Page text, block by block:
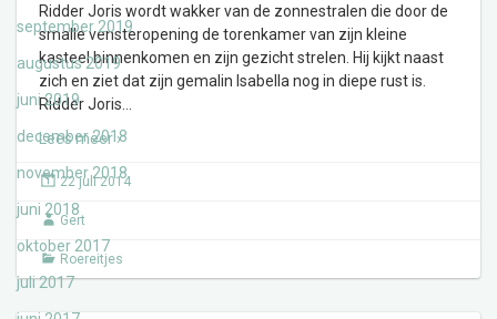
september 2019
augustus 2019
juni 2019
december 2018
november 2018
juni 2018
oktober 2017
juli 2017
Ridder Joris wordt wakker van de zonnestralen die door de
smalle vensteropening de torenkamer van zijn kleine
kasteel binnenkomen en zijn gezicht strelen. Hij kijkt naast
zich en ziet dat zijn gemalin Isabella nog in diepe rust is.
Ridder Joris
Lees meer ›
22 juli 2014
Gert
Roereitjes